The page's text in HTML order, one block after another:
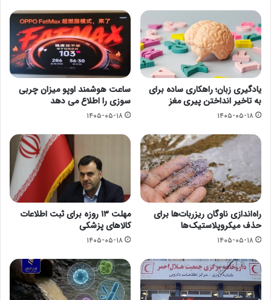
یادگیری زبان؛ راهکاری ساده برای
به تاخیر انداختن پیری مغز
۱۴۰۵-۰۵-۱۸
ساعت هوشمند اوپو میزان چربی
سوزی را اطلاع می دهد
۱۴۰۵-۰۵-۱۸
راه‌اندازی ناوگان ریزربات‌ها برای
حذف میکروپلاستیک‌ها
۱۴۰۵-۰۵-۱۸
مهلت ۱۳ روزه برای ثبت اطلاعات
کالاهای پزشکی
۱۴۰۵-۰۵-۱۸